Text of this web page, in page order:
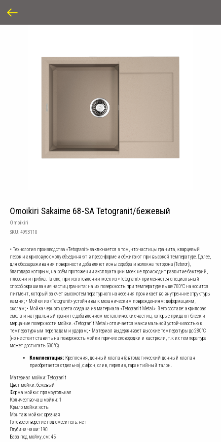
Omoikiri Sakaime 68-SA Tetogranit/бежевый
Omoikiri
SKU:4993110
• Технология производства «Tetogranit» заключается в том, что частицы гранита, кварцевый
песок и акриловую смолу объединяют в пресс-форме и обжигают при высокой температуре. Далее,
для обеззараживания поверхности добавляют ионы серебра и волокна теторона (Tetoron),
благодаря которым, на всём протяжении эксплуатации моек не происходит развитие бактерий,
плесени и грибка. Также, при изготовлении моек из «Tetogranit» применяется специальный
способ окрашивания частиц гранита: на их поверхность при температуре выше 700°С наносится
пигмент, который за счет высокотемпературного нанесения проникает во внутренние структуры
камня; • Мойки из «Tetogranit» устойчивы к механическим повреждениям: деформациям,
сколам; • Мойка черного цвета создана из материала «Tetogranit Metal». В его составе: акриловая
смола и натуральный гранит с добавлением металлических частиц, которые придают блеск и
мерцание поверхности мойки. «Tetogranit Metal» отличается максимальной устойчивостью к
температурным перепадам и ударам; • Материал выдерживает высокие температуры до 280°С
(но не стоит ставить на поверхность мойки горячие сковородки и кастрюли, т.к их температура
может достигать 500°С).
Комплектация: Крепления, донный клапан (автоматический донный клапан
приобретается отдельно), сифон, слив, перелив, гарантийный талон.
Материал мойки: Tetogranit
Цвет мойки: бежевый
Форма мойки: прямоугольная
Количество чаш мойки: 1
Крыло мойки: есть
Монтаж мойки: врезная
Готовое отверстие под смеситель: нет
Глубина чаши: 190
База под мойку, см: 45